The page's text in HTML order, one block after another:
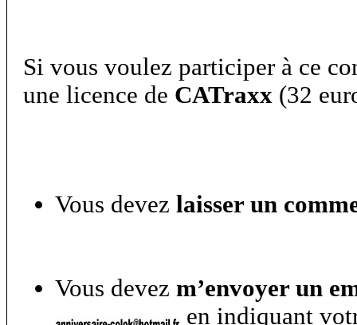
Si vous voulez participer à ce
une licence de CATraxx (32
Vous devez laisser un
Vous devez m’envoyer un
en indiquant